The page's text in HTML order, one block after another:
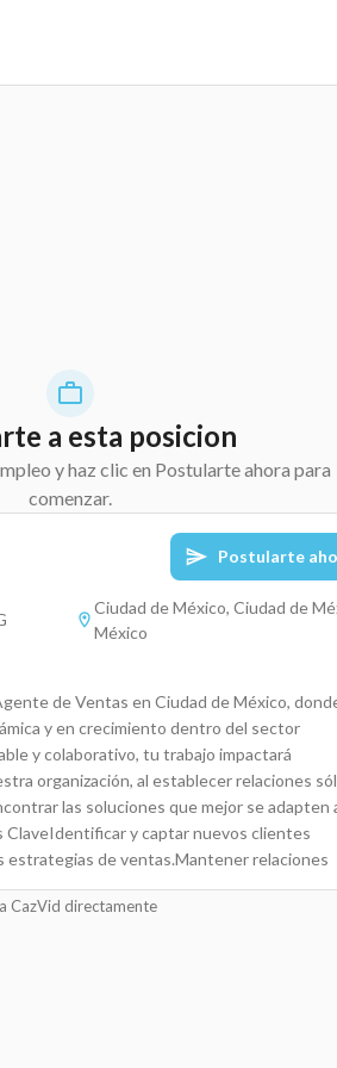
a esta posicion
y haz clic en Postularte ahora para
comenzar.
Postularte
Ciudad de México, Ciudad de
México
de Ventas en Ciudad de México,
y en crecimiento dentro del sector
y colaborativo, tu trabajo impactará
organización, al establecer relaciones
las soluciones que mejor se adapten
ClaveIdentificar y captar nuevos clientes
estrategias de ventas.Mantener relaciones
garantizando su satisfacción y
y precios de forma
CazVid directamente